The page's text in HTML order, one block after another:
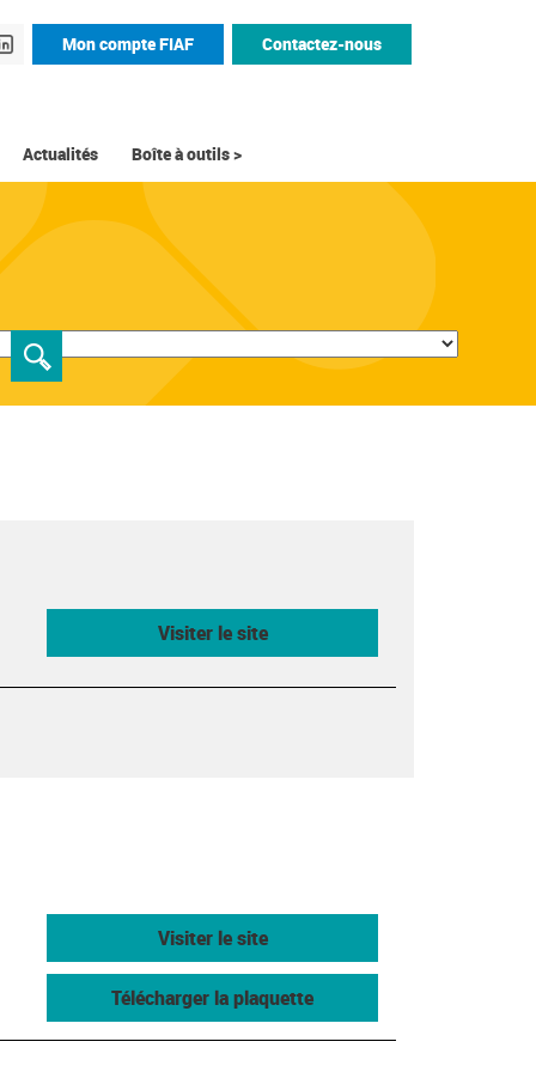
Mon compte FIAF Contactez-nous
Actualités Boîte à outils >
Visiter le site
Visiter le site
Télécharger la plaquette